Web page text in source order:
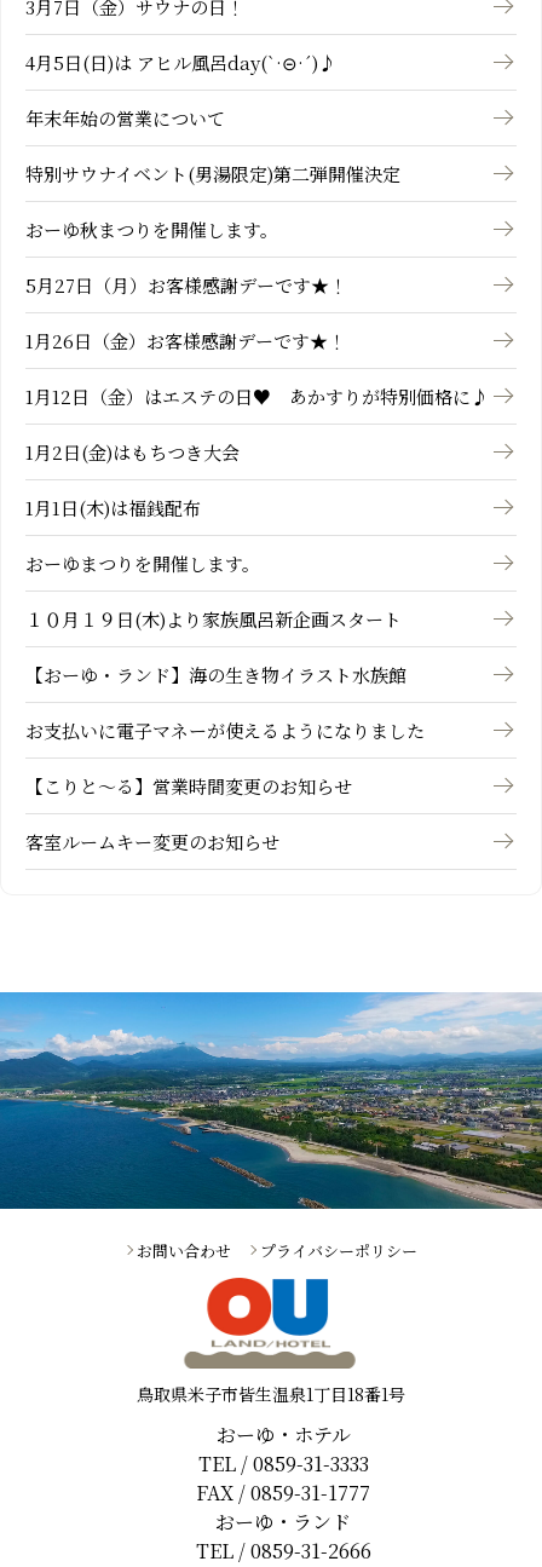
3月7日（金）サウナの日！
4月5日(日)は アヒル風呂day(`·⊝·´)♪
年末年始の営業について
特別サウナイベント(男湯限定)第二弾開催決定
おーゆ秋まつりを開催します。
5月27日（月）お客様感謝デーです★！
1月26日（金）お客様感謝デーです★！
1月12日（金）はエステの日♥ あかすりが特別価格に♪
1月2日(金)はもちつき大会
1月1日(木)は福銭配布
おーゆまつりを開催します。
１０月１９日(木)より家族風呂新企画スタート
【おーゆ・ランド】海の生き物イラスト水族館
お支払いに電子マネーが使えるようになりました
【こりと～る】営業時間変更のお知らせ
客室ルームキー変更のお知らせ
お問い合わせ プライバシーポリシー
鳥取県米子市皆生温泉1丁目18番1号
おーゆ・ホテル
TEL / 0859-31-3333
FAX / 0859-31-1777
おーゆ・ランド
TEL / 0859-31-2666